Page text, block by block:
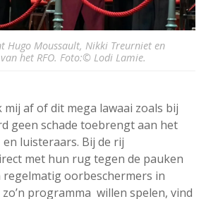
Hugo Moussault, Nikki Treurniet en
het RFO. Foto:© Lodi Lamie.
mij af of dit mega lawaai zoals bij
geen schade toebrengt aan het
luisteraars. Bij de rij
met hun rug tegen de pauken
oorbeschermers in
programma willen spelen, vind